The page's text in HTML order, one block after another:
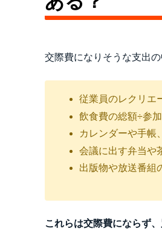
交際費になりそうな支出
従業員のレクリエ
飲食費の総額÷参
カレンダーや手帳
会議に出す弁当や
出版物や放送番組
これらは交際費にならず